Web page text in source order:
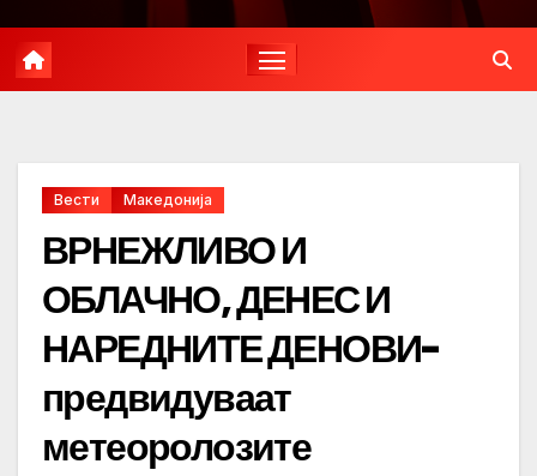
Вести Македонија
ВРНЕЖЛИВО И
ОБЛАЧНО, ДЕНЕС И
НАРЕДНИТЕ ДЕНОВИ-
предвидуваат
метеоролозите